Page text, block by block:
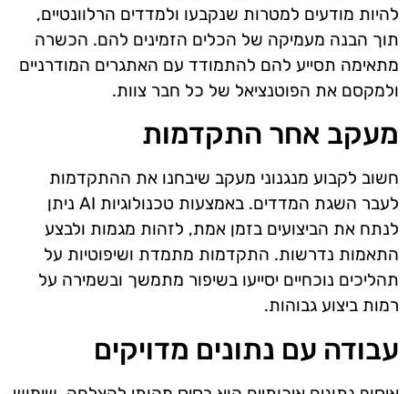
להיות מודעים למטרות שנקבעו ולמדדים הרלוונטיים,
תוך הבנה מעמיקה של הכלים הזמינים להם. הכשרה
מתאימה תסייע להם להתמודד עם האתגרים המודרניים
ולמקסם את הפוטנציאל של כל חבר צוות.
מעקב אחר התקדמות
חשוב לקבוע מנגנוני מעקב שיבחנו את ההתקדמות
לעבר השגת המדדים. באמצעות טכנולוגיות AI ניתן
לנתח את הביצועים בזמן אמת, לזהות מגמות ולבצע
התאמות נדרשות. התקדמות מתמדת ושיפוטיות על
תהליכים נוכחיים יסייעו בשיפור מתמשך ובשמירה על
רמות ביצוע גבוהות.
עבודה עם נתונים מדויקים